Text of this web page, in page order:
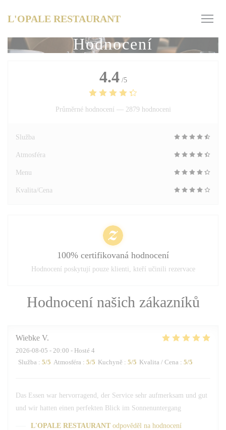
L'OPALE RESTAURANT
Hodnocení
Hodnocení našich zákazníků
Wiebke V
2026-08-05 - 20:00 - Hosté 4
Služba : 5/5 Atmosféra : 5/5 Kuchyně : 5/5 Kvalita / Cena : 5/5
Das Essen war hervorragend, der Service sehr aufmerksam und gut
und wir hatten einen perfekten Blick im Sonnenuntergang
L'OPALE RESTAURANT odpověděl na hodnocení
4.4 /5
Průměrné hodnocení — 2879 hodnoceni
Služba
Atmosféra
Menu
Kvalita/Cena
100% certifikovaná hodnocení
Hodnocení poskytují pouze klienti, kteří učinili rezervace